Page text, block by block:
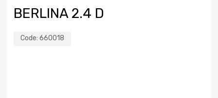
BERLINA 2.4 D
Code: 660018